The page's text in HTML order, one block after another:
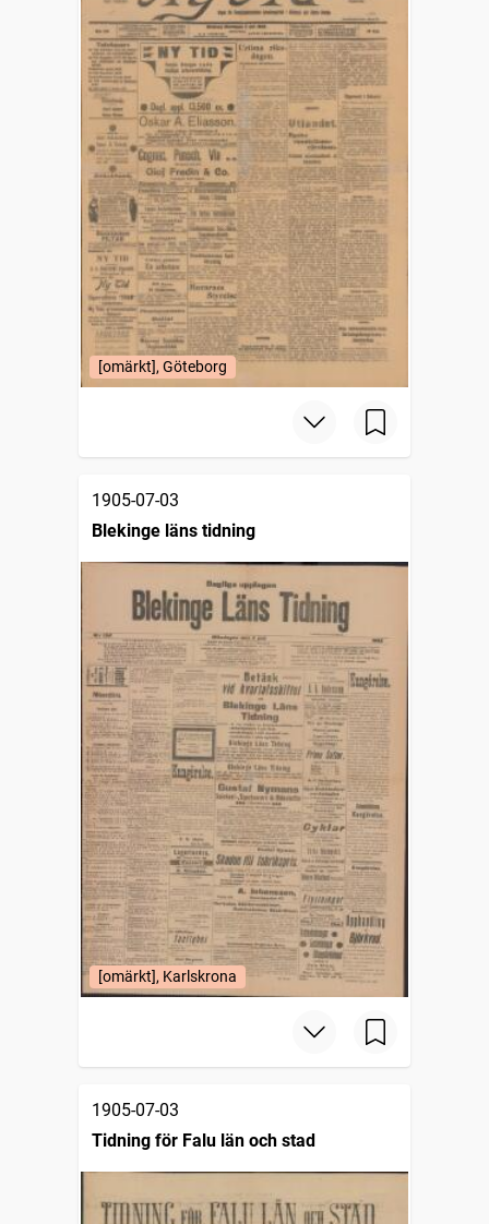
[omärkt], Göteborg
1905-07-03
Blekinge läns tidning
[omärkt], Karlskrona
1905-07-03
Tidning för Falu län och stad